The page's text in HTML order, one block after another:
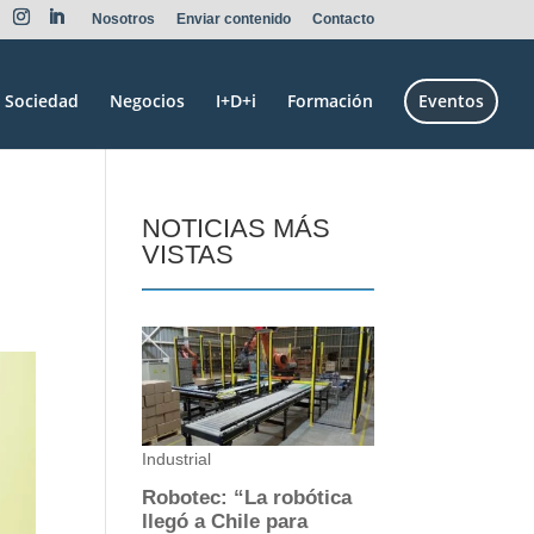
Nosotros Enviar contenido Contacto
Sociedad Negocios I+D+i Formación Eventos
NOTICIAS MÁS
VISTAS